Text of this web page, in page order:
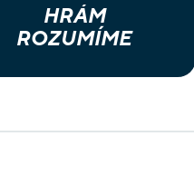
HRÁM
ROZUMÍME